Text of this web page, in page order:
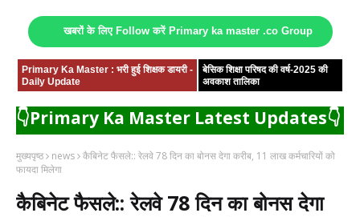
खबरों के लिए Follow करें Primary ka master .co Group
Primary Ka Master : भरी हुई शिक्षक डायरी -
Daily Update
बेसिक शिक्षा परिषद की वर्ष-2025 की
अवकाश तालिका
👇Primary Ka Master Latest Updates👇
मुख्यपृष्ठ news कैबिनेट फैसले:: रेलवे 78 दिन का बोनस देगा करीब, 11 लाख कर्मचारियों को
फायदा मिलेगा
कैबिनेट फैसले:: रेलवे 78 दिन का बोनस देगा